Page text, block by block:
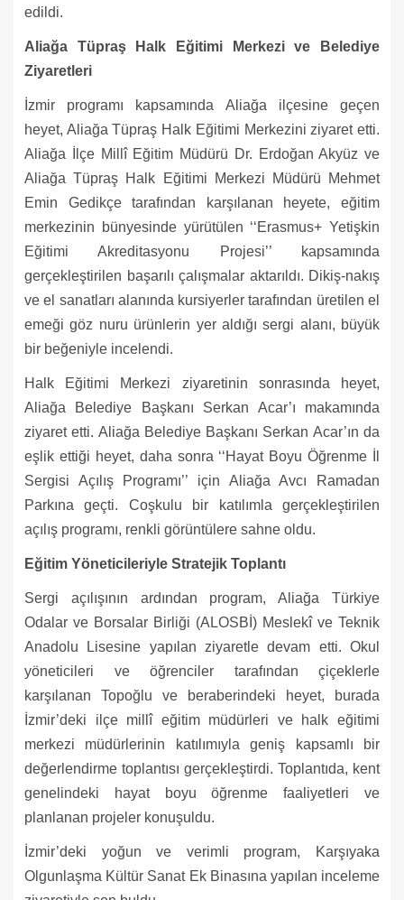
edildi.
Aliağa Tüpraş Halk Eğitimi Merkezi ve Belediye
Ziyaretleri
İzmir programı kapsamında Aliağa ilçesine geçen
heyet, Aliağa Tüpraş Halk Eğitimi Merkezini ziyaret etti.
Aliağa İlçe Millî Eğitim Müdürü Dr. Erdoğan Akyüz ve
Aliağa Tüpraş Halk Eğitimi Merkezi Müdürü Mehmet
Emin Gedikçe tarafından karşılanan heyete, eğitim
merkezinin bünyesinde yürütülen ‘‘Erasmus+ Yetişkin
Eğitimi Akreditasyonu Projesi’’ kapsamında
gerçekleştirilen başarılı çalışmalar aktarıldı. Dikiş-nakış
ve el sanatları alanında kursiyerler tarafından üretilen el
emeği göz nuru ürünlerin yer aldığı sergi alanı, büyük
bir beğeniyle incelendi.
Halk Eğitimi Merkezi ziyaretinin sonrasında heyet,
Aliağa Belediye Başkanı Serkan Acar’ı makamında
ziyaret etti. Aliağa Belediye Başkanı Serkan Acar’ın da
eşlik ettiği heyet, daha sonra ‘‘Hayat Boyu Öğrenme İl
Sergisi Açılış Programı’’ için Aliağa Avcı Ramadan
Parkına geçti. Coşkulu bir katılımla gerçekleştirilen
açılış programı, renkli görüntülere sahne oldu.
Eğitim Yöneticileriyle Stratejik Toplantı
Sergi açılışının ardından program, Aliağa Türkiye
Odalar ve Borsalar Birliği (ALOSBİ) Meslekî ve Teknik
Anadolu Lisesine yapılan ziyaretle devam etti. Okul
yöneticileri ve öğrenciler tarafından çiçeklerle
karşılanan Topoğlu ve beraberindeki heyet, burada
İzmir’deki ilçe millî eğitim müdürleri ve halk eğitimi
merkezi müdürlerinin katılımıyla geniş kapsamlı bir
değerlendirme toplantısı gerçekleştirdi. Toplantıda, kent
genelindeki hayat boyu öğrenme faaliyetleri ve
planlanan projeler konuşuldu.
İzmir’deki yoğun ve verimli program, Karşıyaka
Olgunlaşma Kültür Sanat Ek Binasına yapılan inceleme